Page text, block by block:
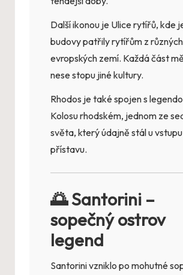
Další ikonou je Ulice rytířů, kde
budovy patřily rytířům z různých
evropských zemí. Každá část
nese stopu jiné kultury.
Rhodos je také spojen s
Kolosu rhodském, jednom ze
světa, který údajně stál u
přístavu.
🌅 Santorini –
sopečný ostrov
legend
Santorini vzniklo po mohutné